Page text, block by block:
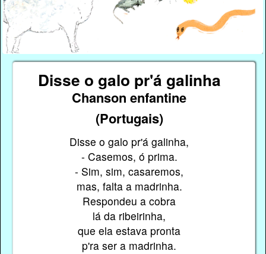
Disse o galo pr'á galinha
Chanson enfantine
(Portugais)
Disse o galo pr'á galinha,
- Casemos, ó prima.
- Sim, sim, casaremos,
mas, falta a madrinha.
Respondeu a cobra
lá da ribeirinha,
que ela estava pronta
p'ra ser a madrinha.